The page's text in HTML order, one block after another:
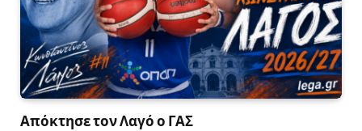
Απόκτησε τον Λαγό ο ΓΑΣ